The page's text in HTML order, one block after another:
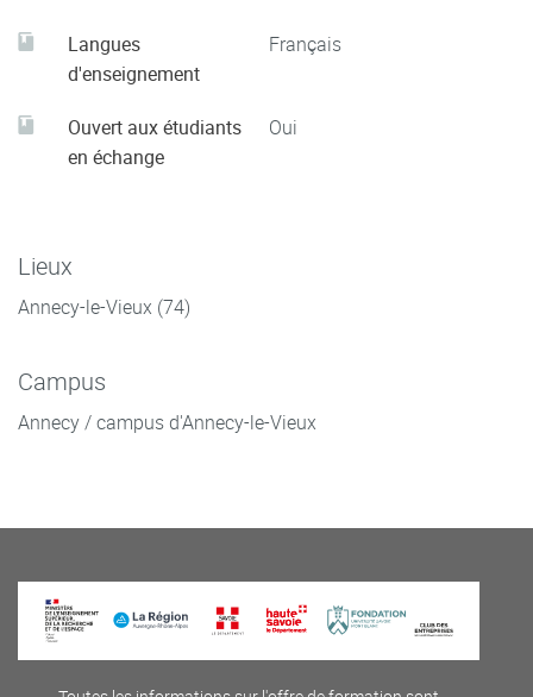
Langues
d'enseignement
Français
Ouvert aux étudiants
en échange
Oui
Lieux
Annecy-le-Vieux (74)
Campus
Annecy / campus d'Annecy-le-Vieux